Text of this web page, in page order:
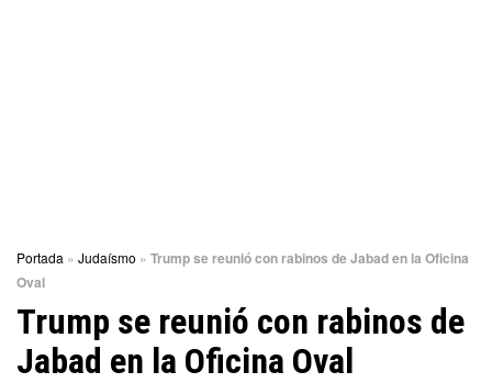
Portada » Judaísmo » Trump se reunió con rabinos de Jabad en la Oficina
Oval
Trump se reunió con rabinos de
Jabad en la Oficina Oval